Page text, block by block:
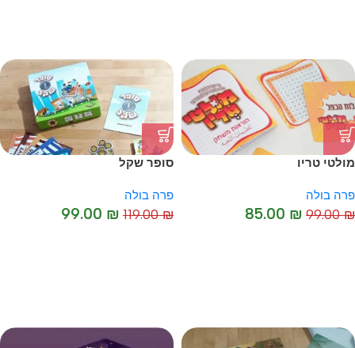
מולטי טריו
פרה בולה
99.00₪
85.00 ₪
סופר שקל
פרה בולה
119.00₪
99.00 ₪